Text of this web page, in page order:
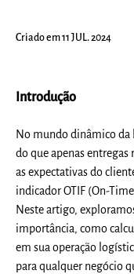
Criado em 11 JUL. 2024
Introdução
No mundo dinâmico da
do que apenas
as expectativas do
indicador OTIF (On-
Neste artigo,
importância, como
em sua operação
para qualquer negócio